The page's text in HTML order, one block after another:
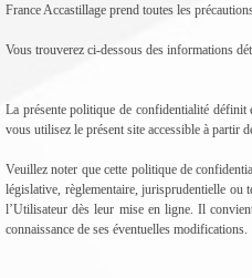
France Accastillage prend toutes les
Vous trouverez ci-dessous des informations
La présente politique de confidentialité définit
vous utilisez le présent site accessible à partir
Veuillez noter que cette politique de
législative, règlementaire, jurisprudentielle ou
l’Utilisateur dès leur mise en ligne. Il
connaissance de ses éventuelles modifications.